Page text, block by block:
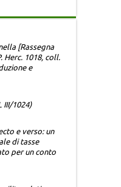
[Rassegna
Herc. 1018, coll.
e
III/1024)
e verso: un
di tasse
per un conto